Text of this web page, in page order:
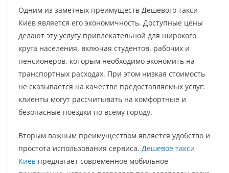
Одним из заметных преимуществ Дешевого такси
Киев является его экономичность. Доступные цены
делают эту услугу привлекательной для широкого
круга населения, включая студентов, рабочих и
пенсионеров, которым необходимо экономить на
транспортных расходах. При этом низкая стоимость
не сказывается на качестве предоставляемых услуг:
клиенты могут рассчитывать на комфортные и
безопасные поездки по всему городу.
Вторым важным преимуществом является удобство и
простота использования сервиса. Дешевое такси
Киев предлагает современное мобильное